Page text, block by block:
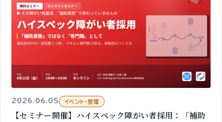
2026.06.05 イベント・登壇
【セミナー開催】ハイスペック障がい者採用：「補助